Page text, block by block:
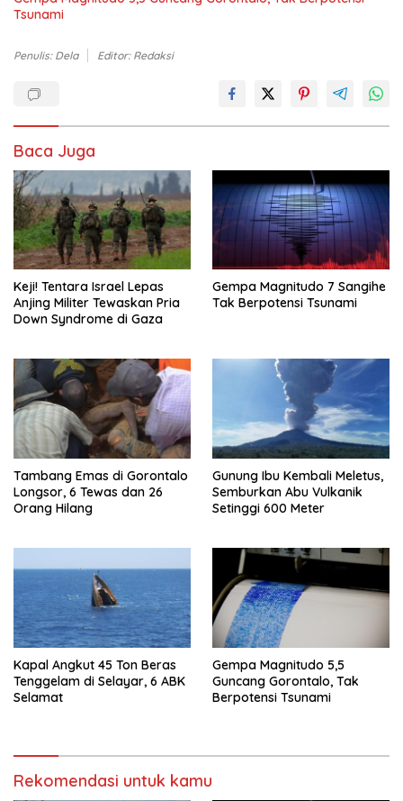
Tsunami
Penulis: Dela Editor: Redaksi
Baca Juga
Keji! Tentara Israel Lepas
Anjing Militer Tewaskan Pria
Down Syndrome di Gaza
Gempa Magnitudo 7 Sangihe
Tak Berpotensi Tsunami
Tambang Emas di Gorontalo
Longsor, 6 Tewas dan 26
Orang Hilang
Gunung Ibu Kembali Meletus,
Semburkan Abu Vulkanik
Setinggi 600 Meter
Kapal Angkut 45 Ton Beras
Tenggelam di Selayar, 6 ABK
Selamat
Gempa Magnitudo 5,5
Guncang Gorontalo, Tak
Berpotensi Tsunami
Rekomendasi untuk kamu